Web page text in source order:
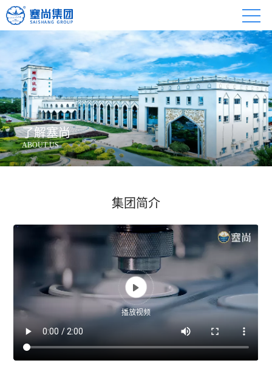
了解塞尚
ABOUT US
集团简介

播放视频